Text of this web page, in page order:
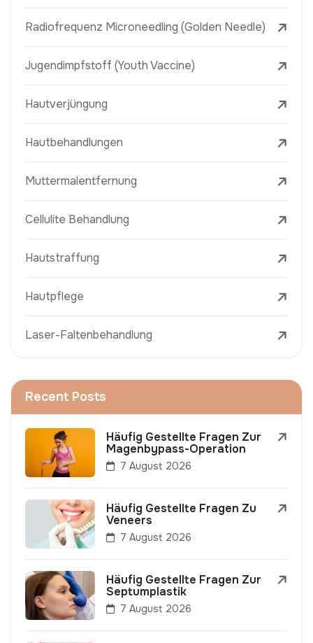
Radiofrequenz Microneedling (Golden Needle)
Jugendimpfstoff (Youth Vaccine)
Hautverjüngung
Hautbehandlungen
Muttermalentfernung
Cellulite Behandlung
Hautstraffung
Hautpflege
Laser-Faltenbehandlung
Recent Posts
Häufig Gestellte Fragen Zur
Magenbypass-Operation
7 August 2026
Häufig Gestellte Fragen Zu
Veneers
7 August 2026
Häufig Gestellte Fragen Zur
Septumplastik
7 August 2026